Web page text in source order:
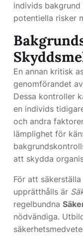
individs
potentiella risker
En annan kritisk
genomförandet
Dessa kontroller
en individs
och andra
lämplighet för
att skydda
För att
upprätthålls är
regelbundna
nödvändiga.